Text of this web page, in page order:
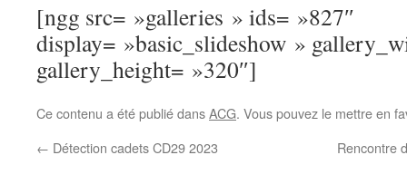
[ngg src= »galleries » ids= »827″
display= »basic_slideshow »
gallery_height= »320″]
Ce contenu a été publié dansACG. Vous pouvez le mettre en
← Détection cadets CD29 2023 Rencontre